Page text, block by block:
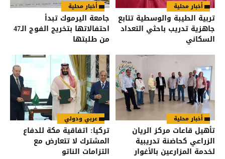
أخبار محلية
تربية الطيبة والوسطية تتابع
جاهزية تدريب باحثي التعداد
السكاني
أخبار محلية
جامعة اليرموك تبدأ
احتفالاتها بتخريج الفوج الـ47
من طلبتها
أخبار محلية
تأهيل قاعات مركز الريان
الزراعي كحاضنة تدريبية
لخدمة المزارعين بالأغوار
عربي ودولي
تركيا: اتفاقية مكة للدفاع
المشترك لا تتعارض مع
التزامات الناتو